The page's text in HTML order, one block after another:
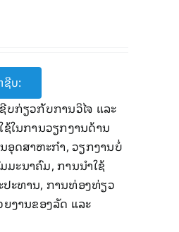
ຊີບ:
ກ່ຽວກັບການວິໄຈ ແລະ
ໃນການວຽກງານດ້ານ
ອຸດສາຫະກຳ, ວຽກງານບໍ່
ມະນາຄົມ, ການນຳໃຊ້
ປະທານ, ການທ່ອງທ່ຽວ
ງານຂອງລັດ ແລະ